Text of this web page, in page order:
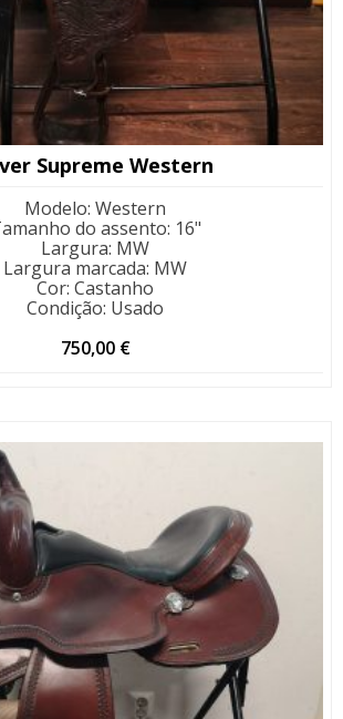
Supreme Western
Modelo: Western
do assento: 16"
Largura: MW
Largura marcada: MW
Cor: Castanho
Condição: Usado
750,00 €